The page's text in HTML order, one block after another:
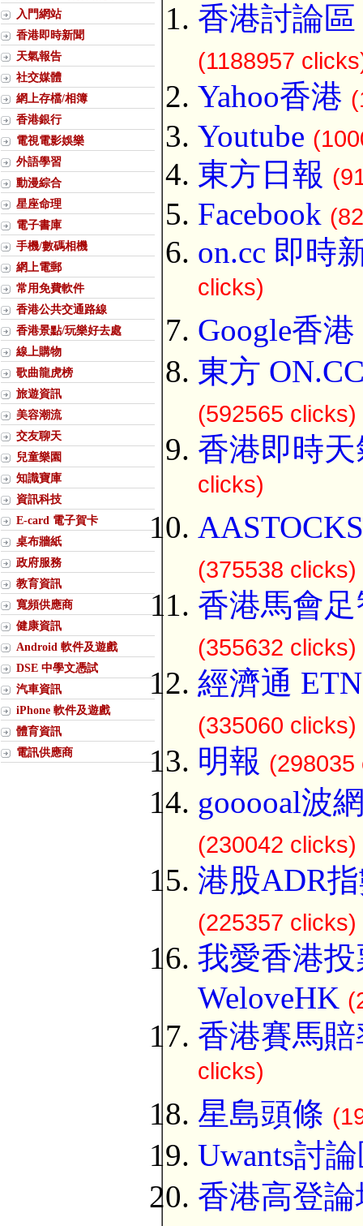
入門網站
香港即時新聞
天氣報告
社交媒體
網上存檔/相簿
香港銀行
電視電影娛樂
外語學習
動漫綜合
星座命理
電子書庫
手機/數碼相機
網上電郵
常用免費軟件
香港公共交通路線
香港景點/玩樂好去處
線上購物
歌曲龍虎榜
旅遊資訊
美容潮流
交友聊天
兒童樂園
知識寶庫
資訊科技
E-card 電子賀卡
桌布牆紙
政府服務
教育資訊
寬頻供應商
健康資訊
Android 軟件及遊戲
DSE 中學文憑試
汽車資訊
iPhone 軟件及遊戲
體育資訊
電訊供應商
香港討論區
(1188957
Yahoo香港
Youtube
東方日報
Facebook
on.cc 即時
clicks)
Google香港
東方
(592565 clicks)
香港即時
clicks)
(375538 clicks)
香港馬會
(355632 clicks)
經濟通
(335060 clicks)
明報 (298035
gooooal波
(230042 clicks)
港股ADR
(225357 clicks)
我愛香港
WeloveHK
香港賽馬
clicks)
星島頭條
Uwants討
香港高登論